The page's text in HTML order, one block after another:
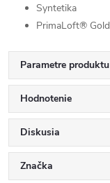
Syntetika
PrimaLoft® Gold
Parametre produktu
Hodnotenie
Diskusia
Značka